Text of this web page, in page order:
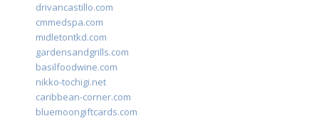
drivancastillo.com
cmmedspa.com
midletontkd.com
gardensandgrills.com
basilfoodwine.com
nikko-tochigi.net
caribbean-corner.com
bluemoongiftcards.com